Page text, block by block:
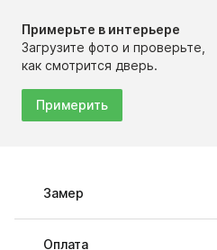
Примерьте в интерьере
Загрузите фото и проверьте,
как смотрится дверь.
Примерить
Замер
Оплата